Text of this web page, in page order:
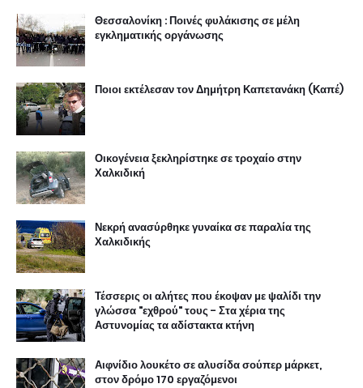
Θεσσαλονίκη : Ποινές φυλάκισης σε μέλη
εγκληματικής οργάνωσης
Ποιοι εκτέλεσαν τον Δημήτρη Καπετανάκη (Καπέ)
Οικογένεια ξεκληρίστηκε σε τροχαίο στην
Χαλκιδική
Νεκρή ανασύρθηκε γυναίκα σε παραλία της
Χαλκιδικής
Τέσσερις οι αλήτες που έκοψαν με ψαλίδι την
γλώσσα "εχθρού" τους - Στα χέρια της
Αστυνομίας τα αδίστακτα κτήνη
Αιφνίδιο λουκέτο σε αλυσίδα σούπερ μάρκετ,
στον δρόμο 170 εργαζόμενοι